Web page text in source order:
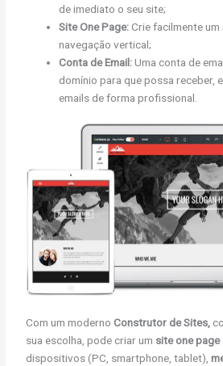
de imediato o seu site;
Site One Page:Crie facilmente um
navegação vertical;
Conta de Email:Uma conta de
domínio para que possa receber,
emails de forma profissional.
Com um modernoConstrutor de Sites,
sua escolha, pode criar um site one page
dispositivos (PC, smartphone, tablet),